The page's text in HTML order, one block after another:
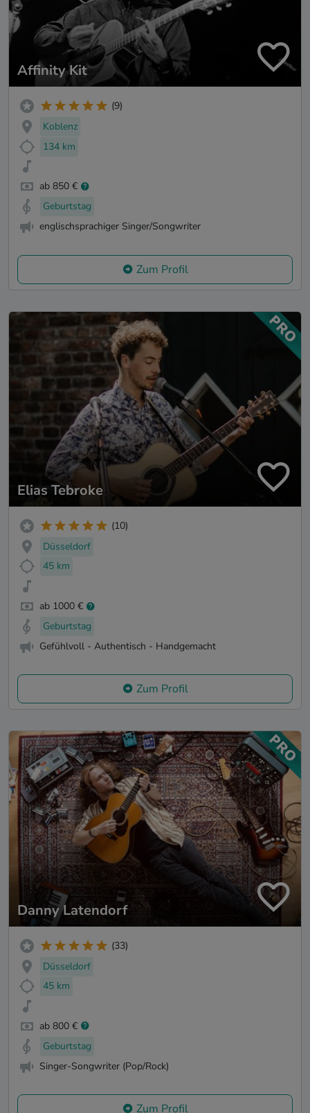
Affinity Kit
(9)
Koblenz
134 km
ab 850 €
Geburtstag
englischsprachiger Singer/Songwriter
Zum Profil
Elias Tebroke
(10)
Düsseldorf
45 km
ab 1000 €
Geburtstag
Gefühlvoll - Authentisch - Handgemacht
Zum Profil
Danny Latendorf
(33)
Düsseldorf
45 km
ab 800 €
Geburtstag
Singer-Songwriter (Pop/Rock)
Zum Profil